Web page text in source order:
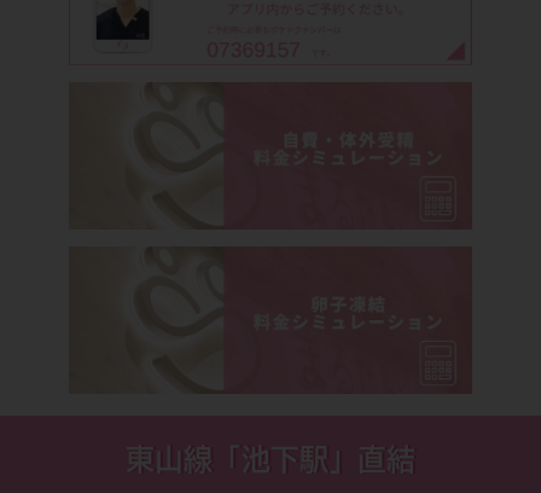
東山線「池下駅」直結